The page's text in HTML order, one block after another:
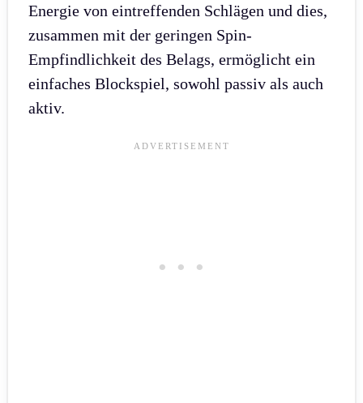
Energie von eintreffenden Schlägen und dies,
zusammen mit der geringen Spin-
Empfindlichkeit des Belags, ermöglicht ein
einfaches Blockspiel, sowohl passiv als auch
aktiv.